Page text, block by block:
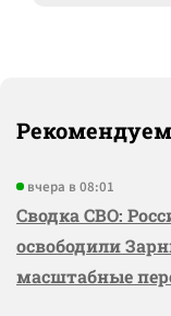
Рекомендуем
вчера в 08:01
Сводка СВО:
освободили
масштабные